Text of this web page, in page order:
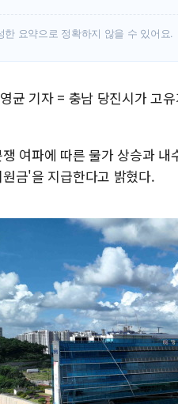
한 요약으로 정확하지 않을 수 있어요.
균 기자 = 충남 당진시가 고
여파에 따른 물가 상승과
금'을 지급한다고 밝혔다.